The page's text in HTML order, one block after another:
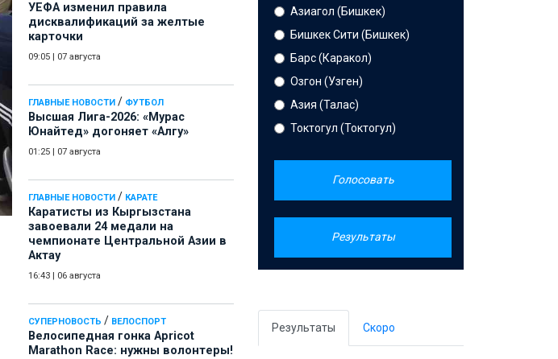
УЕФА изменил правила
дисквалификаций за желтые
карточки
09:05 07 августа
ГЛАВНЫЕ НОВОСТИ / ФУТБОЛ
Высшая Лига-2026: «Мурас
Юнайтед» догоняет «Алгу»
01:25 07 августа
ГЛАВНЫЕ НОВОСТИ / КАРАТЕ
Каратисты из Кыргызстана
завоевали 24 медали на
чемпионате Центральной Азии в
Актау
16:43 06 августа
СУПЕРНОВОСТЬ / ВЕЛОСПОРТ
Велосипедная гонка Apricot
Marathon Race: нужны волонтеры!
Азиагол (Бишкек)
Бишкек Сити (Бишкек)
Барс (Каракол)
Озгон (Узген)
Азия (Талас)
Токтогул (Токтогул)
Голосовать
Результаты
Результаты Скоро